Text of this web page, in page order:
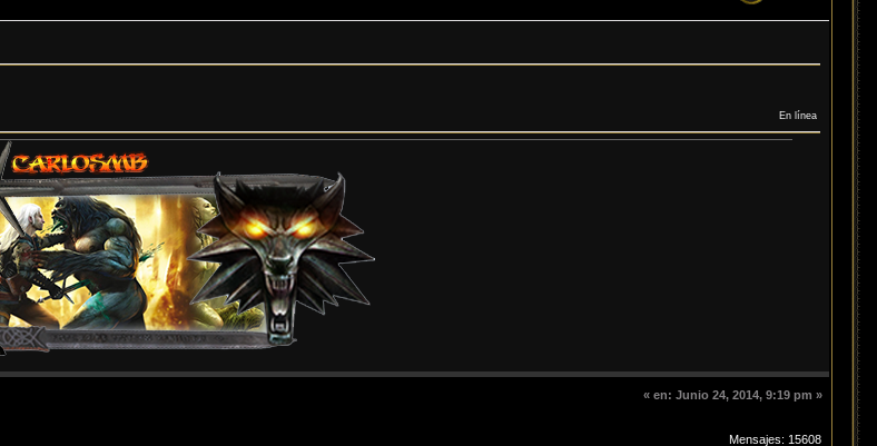
En línea
« en: Junio 24, 2014, 9:19 pm »
Mensajes: 15608